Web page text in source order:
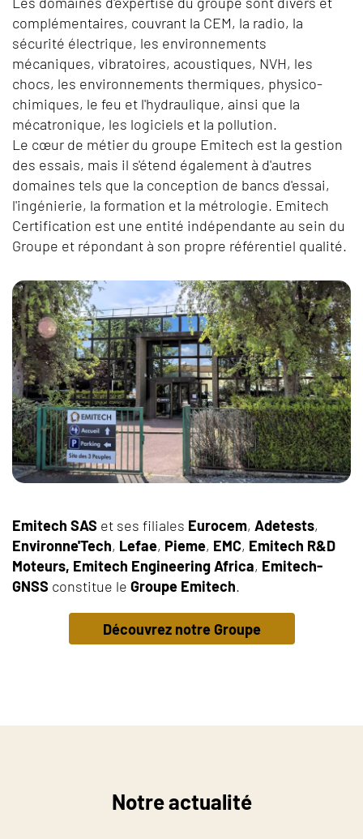
complémentaires, couvrant la CEM, la radio, la
sécurité électrique, les environnements
mécaniques, vibratoires, acoustiques, NVH, les
chocs, les environnements thermiques, physico-
chimiques, le feu et l'hydraulique, ainsi que la
mécatronique, les logiciels et la pollution.
Le cœur de métier du groupe Emitech est la gestion
des essais, mais il s'étend également à d'autres
domaines tels que la conception de bancs d'essai,
l'ingénierie, la formation et la métrologie. Emitech
Certification est une entité indépendante au sein du
Groupe et répondant à son propre référentiel qualité.
Emitech SAS et ses filiales Eurocem, Adetests,
Environne'Tech, Lefae, Pieme, EMC, Emitech R&D
Moteurs, Emitech Engineering Africa, Emitech-
GNSS constitue le Groupe Emitech.
Découvrez notre Groupe
Notre actualité